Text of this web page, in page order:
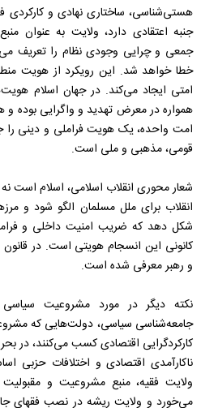
هستی‌شناسی، ساختاری نهادی و
جنبه اعتقادی دارد، ولایت به عنوان
جمعی و چرایی وجودی نظام را تعریف
خطا خواهد شد. این رویکرد از هویت
امتی ایجاد می‌کند. در جهان اسلام
همواره در معرض تهدید و واگرایی بوده و
امت واحده، یک هویت فراملی و دینی را
قومی، مذهبی و ملی است.
شعار محوری انقلاب اسلامی، اسلام
انقلاب برای ملل مسلمان الگو شود و
شکل دهد که ضریب امنیت داخلی و
کانونی این انسجام هویتی است. در
و رهبر معرفی شده است.
نکته دیگر در مورد مشروعیت
جامعه‌شناسی سیاسی، دولت‌هایی که
کارکردگرایی اقتصادی کسب می‌کنند، در
ناکارآمدی اقتصادی و اختلافات حزبی
ولایت فقیه، منبع مشروعیت و
می‌خورد و ولایت ریشه در نصب فقهای